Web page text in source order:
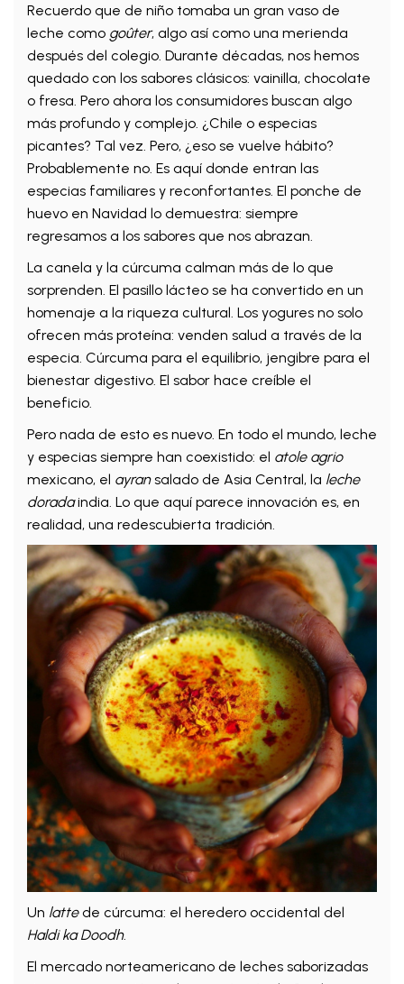
Recuerdo que de niño tomaba un gran vaso de
leche como goûter, algo así como una merienda
después del colegio. Durante décadas, nos hemos
quedado con los sabores clásicos: vainilla, chocolate
o fresa. Pero ahora los consumidores buscan algo
más profundo y complejo. ¿Chile o especias
picantes? Tal vez. Pero, ¿eso se vuelve hábito?
Probablemente no. Es aquí donde entran las
especias familiares y reconfortantes. El ponche de
huevo en Navidad lo demuestra: siempre
regresamos a los sabores que nos abrazan.
La canela y la cúrcuma calman más de lo que
sorprenden. El pasillo lácteo se ha convertido en un
homenaje a la riqueza cultural. Los yogures no solo
ofrecen más proteína: venden salud a través de la
especia. Cúrcuma para el equilibrio, jengibre para el
bienestar digestivo. El sabor hace creíble el
beneficio.
Pero nada de esto es nuevo. En todo el mundo, leche
y especias siempre han coexistido: el atole agrio
mexicano, el ayransalado de Asia Central, la leche
doradaindia. Lo que aquí parece innovación es, en
realidad, una redescubierta tradición.
Un lattede cúrcuma: el heredero occidental del
Haldi ka Doodh.
El mercado norteamericano de leches saborizadas